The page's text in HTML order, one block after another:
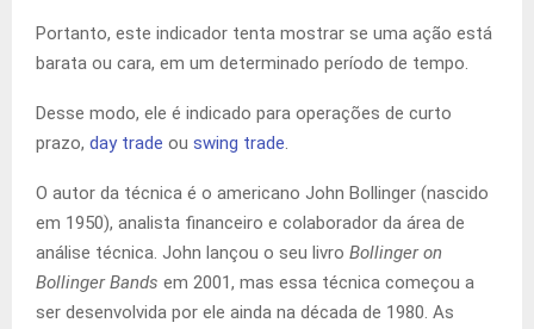
Portanto, este indicador tenta mostrar se uma ação está
barata ou cara, em um determinado período de tempo.
Desse modo, ele é indicado para operações de curto
prazo, day trade ou swing trade.
O autor da técnica é o americano John Bollinger (nascido
em 1950), analista financeiro e colaborador da área de
análise técnica. John lançou o seu livro Bollinger on
Bollinger Bands em 2001, mas essa técnica começou a
ser desenvolvida por ele ainda na década de 1980. As